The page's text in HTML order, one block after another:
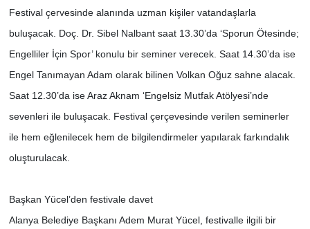
Festival çervesinde alanında uzman kişiler vatandaşlarla
buluşacak. Doç. Dr. Sibel Nalbant saat 13.30’da ‘Sporun Ötesinde;
Engelliler İçin Spor’ konulu bir seminer verecek. Saat 14.30’da ise
Engel Tanımayan Adam olarak bilinen Volkan Oğuz sahne alacak.
Saat 12.30’da ise Araz Aknam ‘Engelsiz Mutfak Atölyesi’nde
sevenleri ile buluşacak. Festival çerçevesinde verilen seminerler
ile hem eğlenilecek hem de bilgilendirmeler yapılarak farkındalık
oluşturulacak.
Başkan Yücel’den festivale davet
Alanya Belediye Başkanı Adem Murat Yücel, festivalle ilgili bir